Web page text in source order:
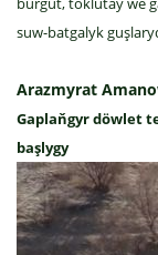
suw-batgalyk
Arazmyrat
Gaplaňgyr döwlet
başlygy